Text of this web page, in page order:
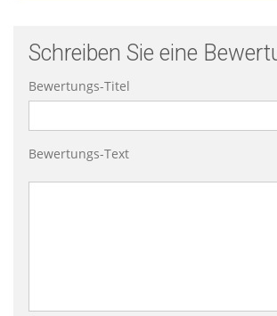
Schreiben Sie eine
Bewertungs-Titel
Bewertungs-Text